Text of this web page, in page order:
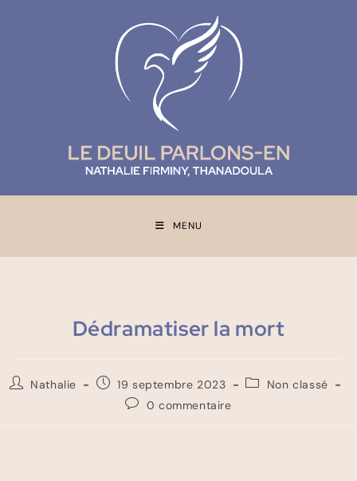
MENU
Dédramatiser la mort
Nathalie 19 septembre 2023
Non classé
0 commentaire